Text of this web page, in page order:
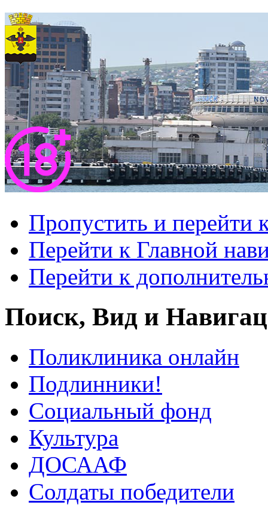
Пропустить и перейти
Перейти к Главной
Перейти к
Поиск, Вид и
Поликлиника онлайн
Подлинники!
Социальный фонд
Культура
ДОСААФ
Солдаты победители